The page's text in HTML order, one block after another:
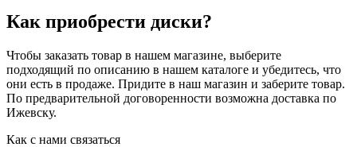
Как приобрести диски?
Чтобы заказать товар в нашем магазине, выберите
подходящий по описанию в нашем каталоге и убедитесь, что
они есть в продаже. Придите в наш магазин и заберите товар.
По предварительной договоренности возможна доставка по
Ижевску.
Как с нами связаться